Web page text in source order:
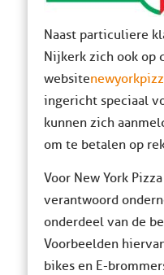
Naast particuliere
Nijkerk zich ook op
website
ingericht speciaal
kunnen zich
om te betalen op
Voor New York
verantwoord
onderdeel van de
Voorbeelden
bikes en E-